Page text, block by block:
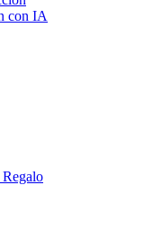
con IA
Regalo